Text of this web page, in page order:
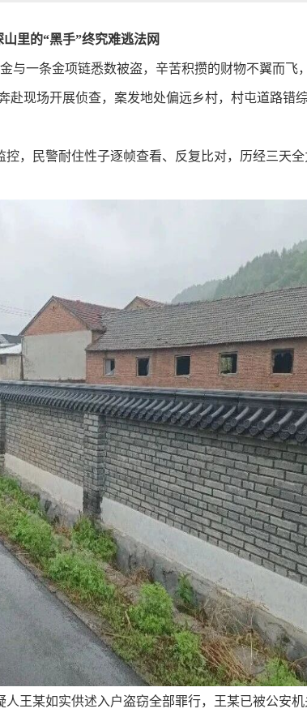
里的“黑手”终究难逃法网
与一条金项链悉数被盗， 辛苦积攒的财物不翼而飞，
赴现场开展侦查， 案发地处偏远乡村， 村屯道路错
控， 民警耐住性子逐帧查看、反复比对， 历经三天
人王某如实供述入户盗窃全部罪行， 王某已被公安